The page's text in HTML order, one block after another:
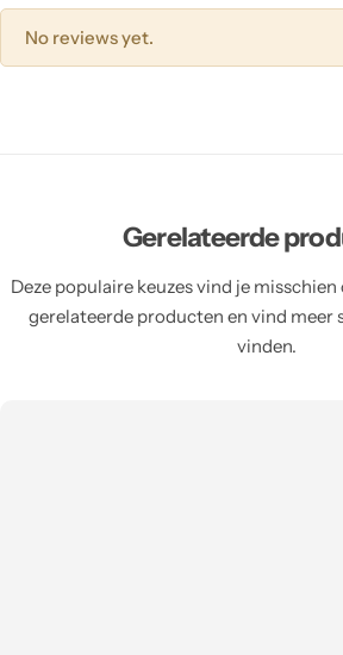
No reviews yet.
Gerelateerde
Deze populaire keuzes vind je
gerelateerde producten en vind meer
vinden.